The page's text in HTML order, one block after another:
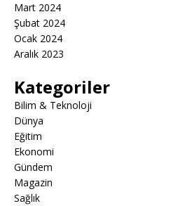
Mart 2024
Şubat 2024
Ocak 2024
Aralık 2023
Kategoriler
Bilim & Teknoloji
Dünya
Eğitim
Ekonomi
Gündem
Magazin
Sağlık